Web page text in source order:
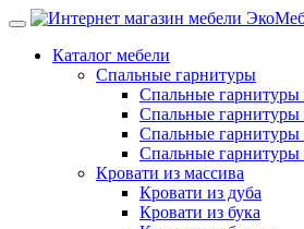
Каталог мебели
Спальные гарнитуры
Спальные гарнитуры
Спальные гарнитуры
Спальные гарнитуры
Спальные гарнитуры
Кровати из массива
Кровати из дуба
Кровати из бука